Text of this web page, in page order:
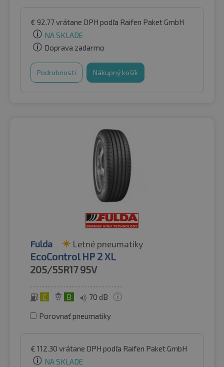
€ 92.77vrátane DPH podľa Raifen Paket GmbH
NA SKLADE
Doprava zadarmo
Podrobnosti Nákupný košík
Fulda Letné pneumatiky
EcoControl HP 2 XL
205/55R17 95V
C B 70 dB
Porovnať pneumatiky
€ 112.30 vrátane DPH podľa Raifen Paket GmbH
NA SKLADE